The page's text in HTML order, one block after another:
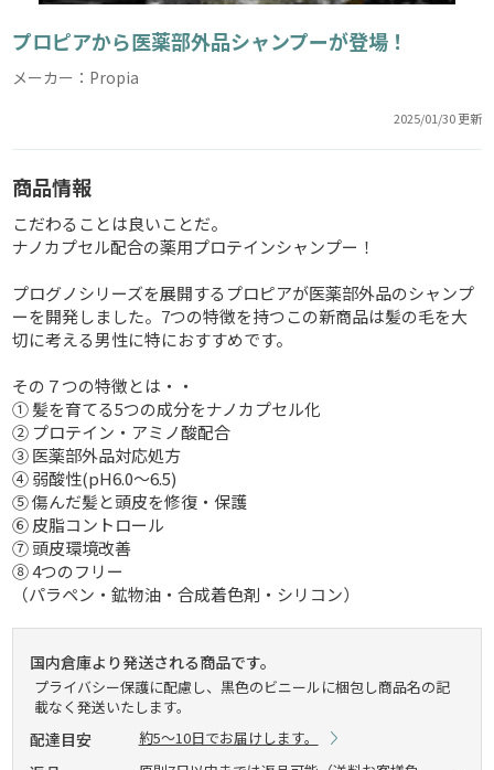
プロピアから医薬部外品シャンプーが登場！
メーカー：Propia
2025/01/30 更新
商品情報
こだわることは良いことだ。
ナノカプセル配合の薬用プロテインシャンプー！
プログノシリーズを展開するプロピアが医薬部外品のシャンプ
ーを開発しました。7つの特徴を持つこの新商品は髪の毛を大
切に考える男性に特におすすめです。
その７つの特徴とは・・
① 髪を育てる5つの成分をナノカプセル化
② プロテイン・アミノ酸配合
③ 医薬部外品対応処方
④ 弱酸性(pH6.0～6.5)
⑤ 傷んだ髪と頭皮を修復・保護
⑥ 皮脂コントロール
⑦ 頭皮環境改善
⑧ 4つのフリー
（パラペン・鉱物油・合成着色剤・シリコン）
国内倉庫より発送される商品です。
プライバシー保護に配慮し、黒色のビニールに梱包し商品名の記
載なく発送いたします。
配達目安 約5～10日でお届けします。